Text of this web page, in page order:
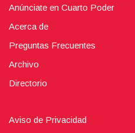
Anúnciate en Cuarto Poder
Acerca de
Preguntas Frecuentes
Archivo
Directorio
Aviso de Privacidad